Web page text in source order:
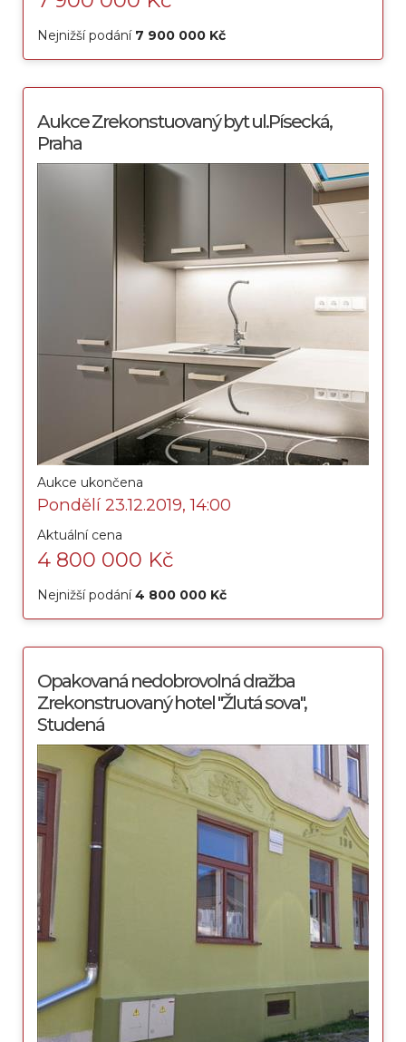
Nejnižší podání 7 900 000 Kč
Aukce Zrekonstuovaný byt ul.Písecká,
Praha
Aukce ukončena
Pondělí 23.12.2019, 14:00
Aktuální cena
4 800 000 Kč
Nejnižší podání4 800 000 Kč
Opakovaná nedobrovolná dražba
Zrekonstruovaný hotel "Žlutá sova",
Studená